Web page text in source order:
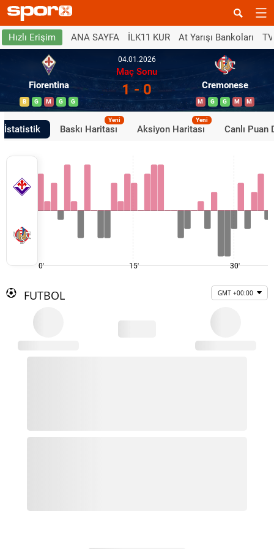
Hızlı Erişim ANA SAYFA İLK11 KUR At Yarışı Bankoları
Fiorentina
B G M G G
04.01.2026
Maç Sonu
1 - 0 Cremonese
M G G M M
İstatistik Baskı Haritası
Yeni
Aksiyon Haritası
Yeni
Canlı Puan
0' 15' 30'
FUTBOL GMT +00:00